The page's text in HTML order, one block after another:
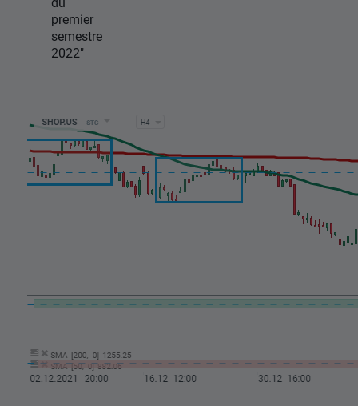
premier
semestre
2022"